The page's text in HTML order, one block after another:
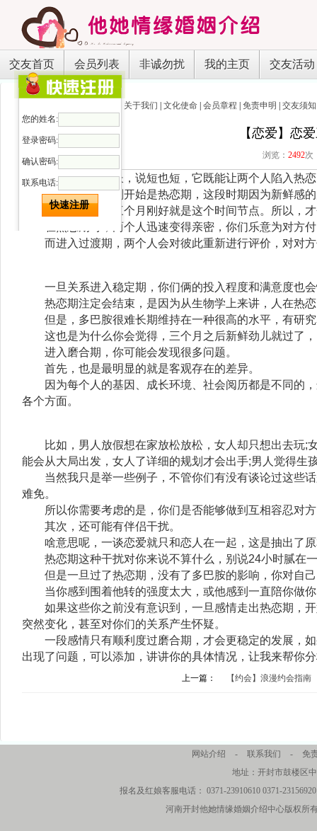
交友首页 会员列表 非诚勿扰 我的主页 交友活动
关于我们 文化使命 会员章程 免责申明 交友须知
【恋爱】恋
浏览： 2492次
三个月说长也长，说短也短，它既能让两个人陷入热恋
一段感情，刚刚开始是热恋期，这段时期因为新鲜感的
感情也不例外，而三个月刚好就是这个时间节点。所以，
在热恋期时，两个人迅速变得亲密，你们乐意为对方付
而进入过渡期，两个人会对彼此重新进行评价，对对方
一旦关系进入稳定期，你们俩的投入程度和满意度也会
热恋期注定会结束，是因为从生物学上来讲，人在热恋
但是，多巴胺很难长期维持在一种很高的水平，有研究
这也是为什么你会觉得，三个月之后新鲜劲儿就过了，
进入磨合期，你可能会发现很多问题。
首先，也是最明显的就是客观存在的差异。
因为每个人的基因、成长环境、社会阅历都是不同的，
各个方面。
比如，男人放假想在家放松放松，女人却只想出去玩;
能会从大局出发，女人了详细的规划才会出手;男人觉得
当然我只是举一些例子，不管你们有没有谈论过这些话
难免。
所以你需要考虑的是，你们是否能够做到互相容忍对方
其次，还可能有伴侣干扰。
啥意思呢，一谈恋爱就只和恋人在一起，这是抽出了原
热恋期这种干扰对你来说不算什么，别说24小时腻在
但是一旦过了热恋期，没有了多巴胺的影响，你对自己
当你感到围着他转的强度太大，或他感到一直陪你做你
如果这些你之前没有意识到，一旦感情走出热恋期，开
突然变化，甚至对你们的关系产生怀疑。
一段感情只有顺利度过磨合期，才会更稳定的发展，如
出现了问题，可以添加，讲讲你的具体情况，让我来帮你
上一篇： 【约会】浪漫约会指南
网站介绍 - 联系我们 -
免
地址：开封市鼓楼区
报名及红娘客服电话： 0371-23910610 0371-
河南开封他她情缘婚姻介绍中心版权所
您的姓名:
登录密码:
确认密码:
联系电话: